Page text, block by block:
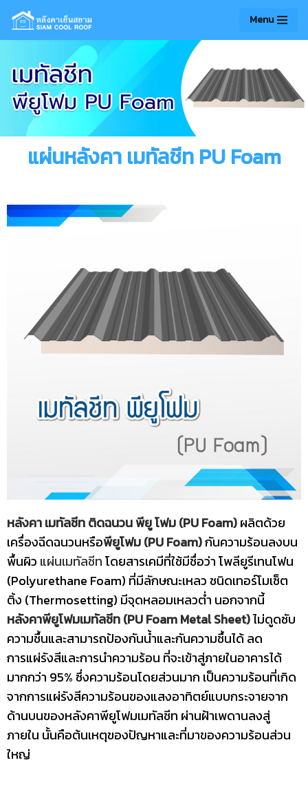
Skip
content
Menu
แผ่นหลังคา เมทัลชีท PU Foam
หลังคา เมทัลชีท ติดฉนวน พียู โฟม (PU Foam)ผลิตด้วย
เครื่องฉีดฉนวนหรือพียูโฟม (PU Foam)กันความร้อนลงบน
พื้นผิว แผ่นเมทัลชีทโดยสารเคมีที่ใช้มีชื่อว่า โพลียูรีเทนโฟน
(Polyurethane Foam) ที่มีลักษณะเหลว ชนิดเทอร์โมเซ็ต
ติ้ง (Thermosetting) มีจุดหลอมเหลวต่ำ นอกจากนี้
หลังคาพียูโฟมเมทัลชีท (PU Foam Metal Sheet)ไม่ดูดซับ
ความชื้นและสามารถป้องกันน้ำและกันความชื้นได้ ลด
การแผ่รังสีและการนำความร้อน ที่จะเข้าสู่ภายในอาคารได้
มากกว่า 95% ซึ่งความร้อนโดยส่วนมาก เป็นความร้อนที่เกิด
จากการแผ่รังสีความร้อนของแสงอาทิตย์แบบกระจายจาก
ด้านบนของหลังคาพียูโฟมเมทัลชีท ผ่านฝ้าเพดานลงสู่
ภายใน นั้นคือต้นเหตุของปัญหาและที่มาของความร้อนส่วน
ใหญ่